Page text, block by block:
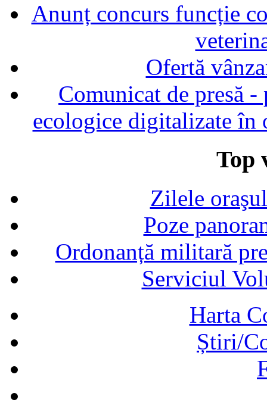
Anunț concurs funcție
Ofertă
Comunicat de presă
ecologice digitalizate în
Top
Zilele
Poze
Ordonanță militară
Serviciul
Harta
Știri/